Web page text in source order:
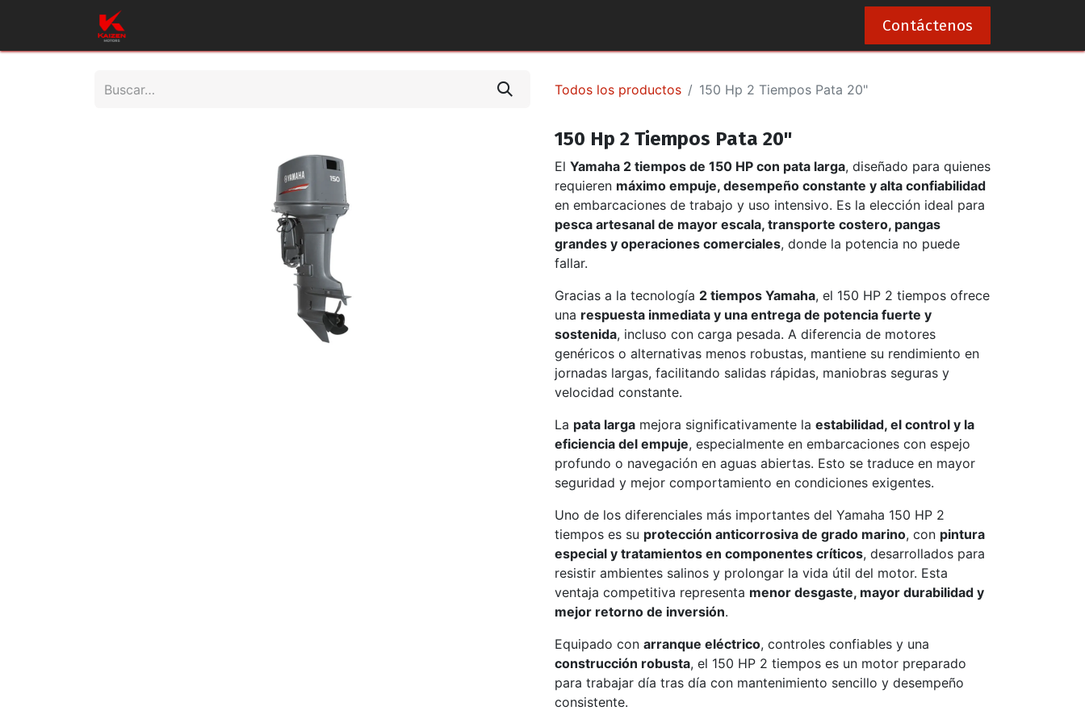
Contáctenos
Todos los productos 150 Hp 2 Tiempos Pata 20"
150 Hp 2 Tiempos Pata 20"
El Yamaha 2 tiempos de 150 HP con pata larga, diseñado para quienes
requieren máximo empuje, desempeño constante y alta confiabilidad
en embarcaciones de trabajo y uso intensivo. Es la elección ideal para
pesca artesanal de mayor escala, transporte costero, pangas
grandes y operaciones comerciales, donde la potencia no puede
fallar.
Gracias a la tecnología 2 tiempos Yamaha, el 150 HP 2 tiempos ofrece
una respuesta inmediata y una entrega de potencia fuerte y
sostenida, incluso con carga pesada. A diferencia de motores
genéricos o alternativas menos robustas, mantiene su rendimiento en
jornadas largas, facilitando salidas rápidas, maniobras seguras y
velocidad constante.
La pata larga mejora significativamente la estabilidad, el control y la
eficiencia del empuje, especialmente en embarcaciones con espejo
profundo o navegación en aguas abiertas. Esto se traduce en mayor
seguridad y mejor comportamiento en condiciones exigentes.
Uno de los diferenciales más importantes del Yamaha 150 HP 2
tiempos es su protección anticorrosiva de grado marino, con pintura
especial y tratamientos en componentes críticos, desarrollados para
resistir ambientes salinos y prolongar la vida útil del motor. Esta
ventaja competitiva representa menor desgaste, mayor durabilidad y
mejor retorno de inversión.
Equipado con arranque eléctrico, controles confiables y una
construcción robusta, el 150 HP 2 tiempos es un motor preparado
para trabajar día tras día con mantenimiento sencillo y desempeño
consistente.